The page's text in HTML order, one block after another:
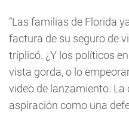
“Las familias de Florida
factura de su seguro de
triplicó. ¿Y los políticos
vista gorda, o lo
video de lanzamiento.
aspiración como una